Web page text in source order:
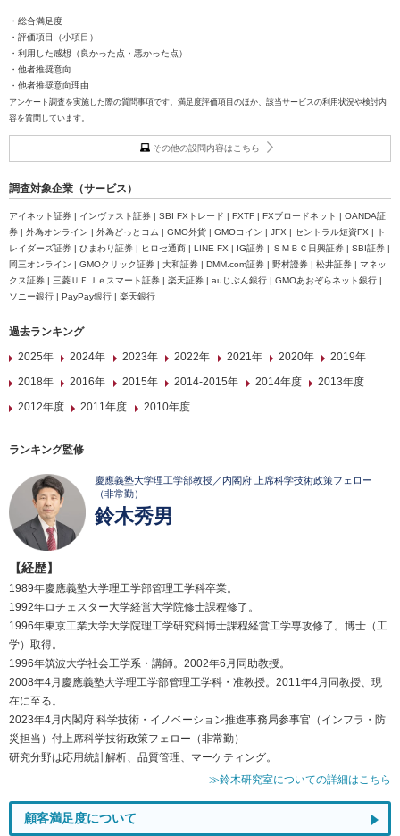
・総合満足度
・評価項目（小項目）
・利用した感想（良かった点・悪かった点）
・他者推奨意向
・他者推奨意向理由
アンケート調査を実施した際の質問事項です。満足度評価項目のほか、該当サービスの利用状況や検討内
容を質問しています。
その他の設問内容はこちら
調査対象企業（サービス）
アイネット証券 | インヴァスト証券 | SBI FXトレード | FXTF | FXブロードネット | OANDA証
券 | 外為オンライン | 外為どっとコム | GMO外貨 | GMOコイン | JFX | セントラル短資FX | ト
レイダーズ証券 | ひまわり証券 | ヒロセ通商 | LINE FX | IG証券 | ＳＭＢＣ日興証券 | SBI証券 |
岡三オンライン | GMOクリック証券 | 大和証券 | DMM.com証券 | 野村證券 | 松井証券 | マネッ
クス証券 | 三菱ＵＦＪｅスマート証券 | 楽天証券 | auじぶん銀行 | GMOあおぞらネット銀行 |
ソニー銀行 | PayPay銀行 | 楽天銀行
過去ランキング
2025年
2024年 2023年 2022年 2021年 2020年
2019年
2018年
2016年 2015年 2014-2015年 2014年度
2013年度
2012年度
2011年度 2010年度
ランキング監修
慶應義塾大学理工学部教授／内閣府 上席科学技術政策フェロー
（非常勤）
鈴木秀男
【経歴】
1989年慶應義塾大学理工学部管理工学科卒業。
1992年ロチェスター大学経営大学院修士課程修了。
1996年東京工業大学大学院理工学研究科博士課程経営工学専攻修了。博士（工
学）取得。
1996年筑波大学社会工学系・講師。2002年6月同助教授。
2008年4月慶應義塾大学理工学部管理工学科・准教授。2011年4月同教授、現
在に至る。
2023年4月内閣府 科学技術・イノベーション推進事務局参事官（インフラ・防
災担当）付上席科学技術政策フェロー（非常勤）
研究分野は応用統計解析、品質管理、マーケティング。
≫鈴木研究室についての詳細はこちら
顧客満足度について